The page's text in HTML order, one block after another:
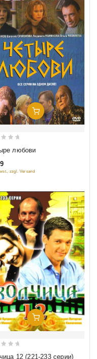
Добавить В Корзину
любови
zzgl. Versand
Добавить В Корзину
12 (221-233 серии)